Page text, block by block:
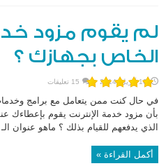
الخاص بجهازك ؟
10 أبريل، 2014 15 تعليقات
الذي يدفعهم للقيام بذلك ؟ ماهو عنوان الـ IP الثابت Static IP ؟ عندما نتحدث عن عناوين الـ IP الخاصة بأجهزة ...
أكمل القراءة »